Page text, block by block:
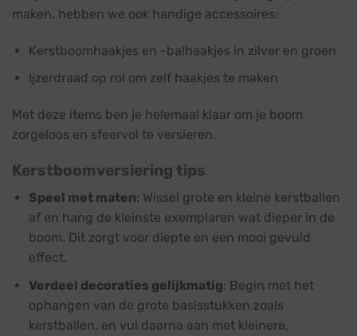
maken, hebben we ook handige accessoires:
Kerstboomhaakjes en -balhaakjes in zilver en groen
Ijzerdraad op rol om zelf haakjes te maken
Met deze items ben je helemaal klaar om je boom
zorgeloos en sfeervol te versieren.
Kerstboomversiering tips
Speel met maten: Wissel grote en kleine kerstballen
af en hang de kleinste exemplaren wat dieper in de
boom. Dit zorgt voor diepte en een mooi gevuld
effect.
Verdeel decoraties gelijkmatig: Begin met het
ophangen van de grote basisstukken zoals
kerstballen, en vul daarna aan met kleinere,